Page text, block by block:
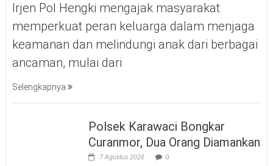
Irjen Pol Hengki mengajak masyarakat
memperkuat peran keluarga dalam menjaga
keamanan dan melindungi anak dari berbagai
ancaman, mulai dari
Selengkapnya
Polsek Karawaci Bongkar
Curanmor, Dua Orang Diamankan
7 Agustus 2026 0